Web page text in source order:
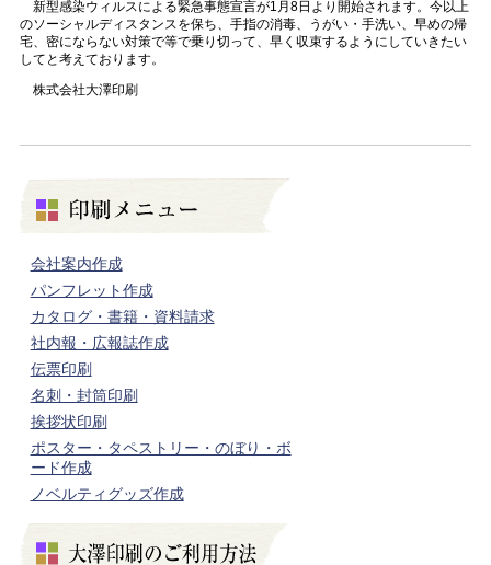
新型感染ウィルスによる緊急事態宣言が1月8日より開始されます。今以上
のソーシャルディスタンスを保ち、手指の消毒、うがい・手洗い、早めの帰
宅、密にならない対策で等で乗り切って、早く収束するようにしていきたい
してと考えております。
株式会社大澤印刷
会社案内作成
パンフレット作成
カタログ・書籍・資料請求
社内報・広報誌作成
伝票印刷
名刺・封筒印刷
挨拶状印刷
ポスター・タペストリー・のぼり・ボ
ード作成
ノベルティグッズ作成